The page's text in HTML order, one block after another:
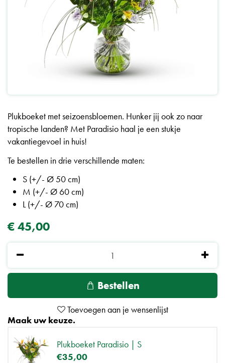
Plukboeket met seizoensbloemen. Hunker jij ook zo naar
tropische landen? Met Paradisio haal je een stukje
vakantiegevoel in huis!
Te bestellen in drie verschillende maten:
S (+/- Ø 50 cm)
M (+/- Ø 60 cm)
L (+/- Ø 70 cm)
€45,00
Maak uw keuze.
Plukboeket Paradisio | S
€35,00